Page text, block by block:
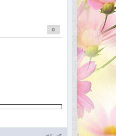
0